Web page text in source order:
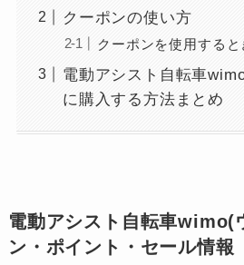
クーポンの使い方
クーポンを使用する
電動アシスト自転車
に購入する方法まとめ
電動アシスト自転車wimo(
ン・ポイント・セール情報